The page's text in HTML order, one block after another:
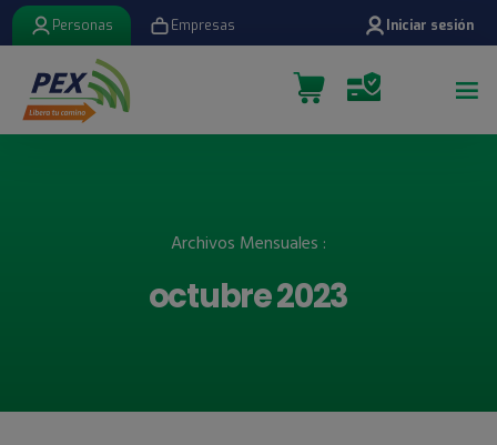
Personas Empresas Iniciar sesión
Archivos Mensuales :
octubre 2023